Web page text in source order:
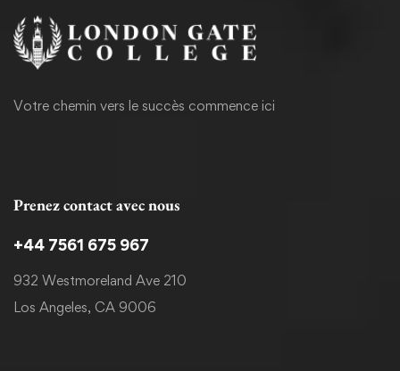
Votre chemin vers le succès commence ici
Prenez contact avec nous
+44 7561 675 967
932 Westmoreland Ave 210
Los Angeles, CA 9006